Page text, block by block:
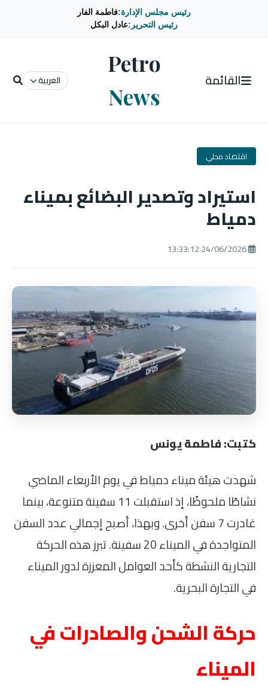
رئيس مجلس الإدارة:فاطمة الفار
رئيس التحرير:عادل البكل
القائمة
Petro
News
العربية
اقتصاد محلي
استيراد وتصدير البضائع بميناء
دمياط
كتبت: فاطمة يونس
شهدت هيئة ميناء دمياط في يوم الأربعاء الماضي
نشاطًا ملحوظًا، إذ استقبلت 11 سفينة متنوعة، بينما
غادرت 7 سفن أخرى. وبهذا، أصبح إجمالي عدد السفن
المتواجدة في الميناء 20 سفينة. تبرز هذه الحركة
التجارية النشطة كأحد العوامل المعززة لدور الميناء
في التجارة البحرية.
حركة الشحن والصادرات في
الميناء